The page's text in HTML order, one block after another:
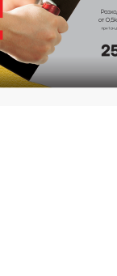
Висока якост
0,5 – 2,0 kg/m²
на производство